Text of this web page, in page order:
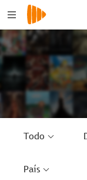
Todo
País